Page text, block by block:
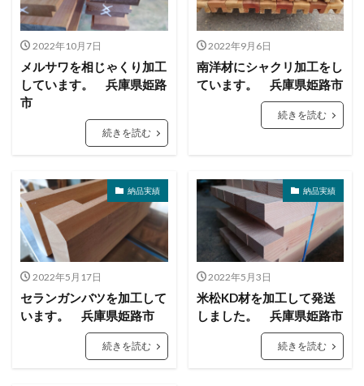
2022年10月7日
メルサワを相じゃくり加工
しています。 兵庫県姫路
市
続きを読む
2022年9月6日
南洋材にシャクリ加工をし
ています。 兵庫県姫路市
続きを読む
納品実績
2022年5月17日
セランガンバツを加工して
います。 兵庫県姫路市
続きを読む
納品実績
2022年5月3日
米松KD材を加工して発送
しました。 兵庫県姫路市
続きを読む